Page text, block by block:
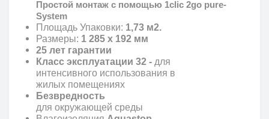
Простой монтаж с помощью 1clic 2go pure-
System
Площадь Упаковки: 1,73 м2.
Размеры: 1 285 x 192 мм
25 лет гарантии
Класс эксплуатации 32 - для
интенсивного использования в
жилых помещениях
Безвредность
для окружающей среды